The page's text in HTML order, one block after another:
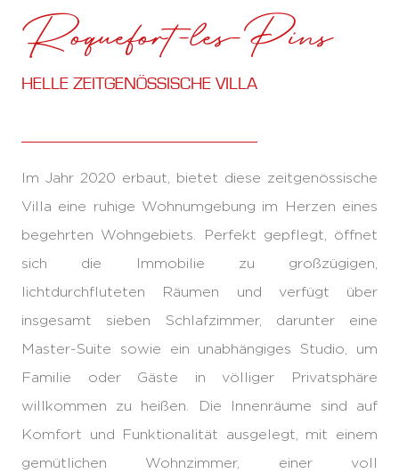
Roquefort-les-Pins
HELLE ZEITGENÖSSISCHE VILLA
Im Jahr 2020 erbaut, bietet diese zeitgenössische
Villa eine ruhige Wohnumgebung im Herzen eines
begehrten Wohngebiets. Perfekt gepflegt, öffnet
sich die Immobilie zu großzügigen,
lichtdurchfluteten Räumen und verfügt über
insgesamt sieben Schlafzimmer, darunter eine
Master-Suite sowie ein unabhängiges Studio, um
Familie oder Gäste in völliger Privatsphäre
willkommen zu heißen. Die Innenräume sind auf
Komfort und Funktionalität ausgelegt, mit einem
gemütlichen Wohnzimmer, einer voll